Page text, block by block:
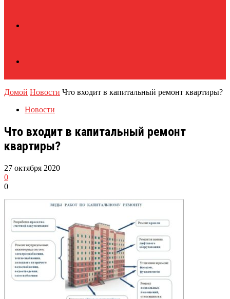
Домой Новости Что входит в капитальный ремонт квартиры?
Новости
Что входит в капитальный ремонт
квартиры?
27 октября 2020
0
0